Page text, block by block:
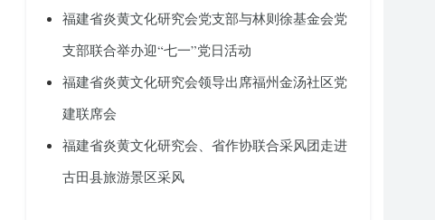
福建省炎黄文化研究会党支部与林则徐基金会党
支部联合举办迎“七一”党日活动
福建省炎黄文化研究会领导出席福州金汤社区党
建联席会
福建省炎黄文化研究会、省作协联合采风团走进
古田县旅游景区采风